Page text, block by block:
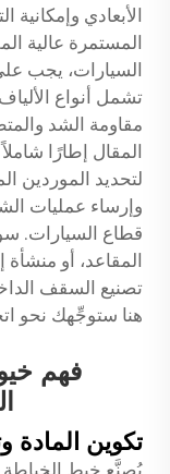
الأبعادي
المستمرة عالية
السيارات، يجب
تشمل أنواع
مقاومة الشد
المقال إطارًا
لتحديد الموردين
وإرساء عمليات
قطاع السيارات.
المقاعد، أو
هنا ستوجِّهك نحو
فهم
تكوين المادة
يُصنَّع خيط الخياطة